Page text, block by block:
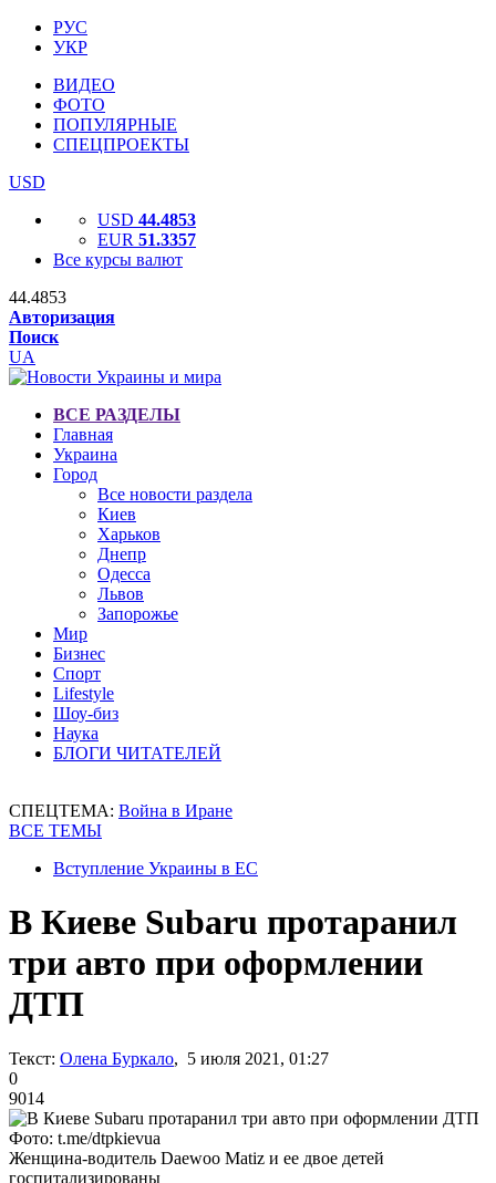
РУС
УКР
ВИДЕО
ФОТО
ПОПУЛЯРНЫЕ
СПЕЦПРОЕКТЫ
USD
USD 44.4853
EUR 51.3357
Все курсы валют
44.4853
Авторизация
Поиск
UA
ВСЕ РАЗДЕЛЫ
Главная
Украина
Город
Все новости раздела
Киев
Харьков
Днепр
Одесса
Львов
Запорожье
Мир
Бизнес
Спорт
Lifestyle
Шоу-биз
Наука
БЛОГИ ЧИТАТЕЛЕЙ
СПЕЦТЕМА: Война в Иране
ВСЕ ТЕМЫ
Вступление Украины в ЕС
В Киеве Subaru протаранил
три авто при оформлении
ДТП
Текст: Олена Буркало, 5 июля 2021, 01:27
0
9014
Фото: t.me/dtpkievua
Женщина-водитель Daewoo Matiz и ее двое детей
госпитализированы